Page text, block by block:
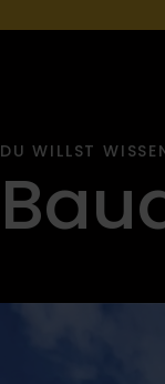
DU WILLST